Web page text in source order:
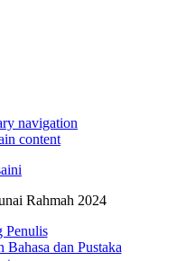
navigation
content
Rahmah 2024
Penulis
Bahasa dan Pustaka